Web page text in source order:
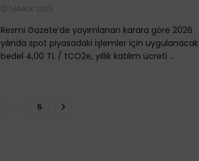
1 ARALIK 2025
Resmi Gazete’de yayımlanan karara göre 2026
yılında spot piyasadaki işlemler için uygulanacak
bedel 4,00 TL / tCO2e, yıllık katılım ücreti ...
… 5